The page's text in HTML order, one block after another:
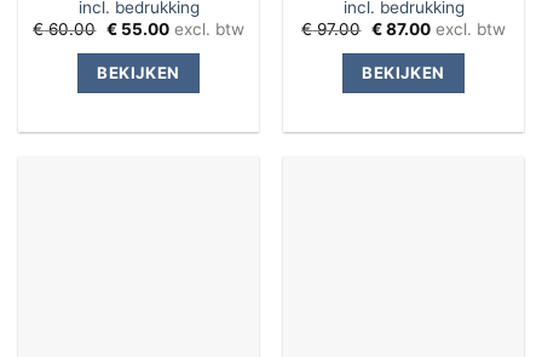
incl. bedrukking
€60.00 Oorspronkelijke
was:
€ 60.00.
€55.00Huidige
is:
€ 55.00.
excl. btw
BEKIJKEN
incl. bedrukking
€97.00 Oorspronkelijke
was:
€ 97.00.
€87.00Huidige
is:
€ 87.00.
excl. btw
BEKIJKEN